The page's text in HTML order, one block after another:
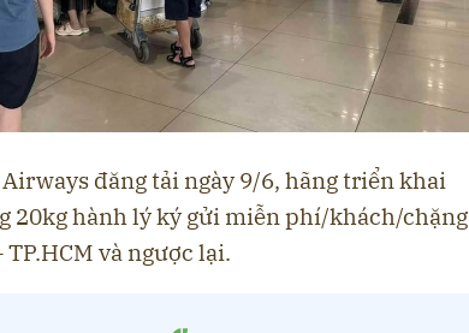
đăng tải ngày 9/6, hãng triển khai
20kg hành lý ký gửi miễn phí/khách/chặng
và ngược lại.